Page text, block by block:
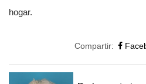
hogar.
Compartir: